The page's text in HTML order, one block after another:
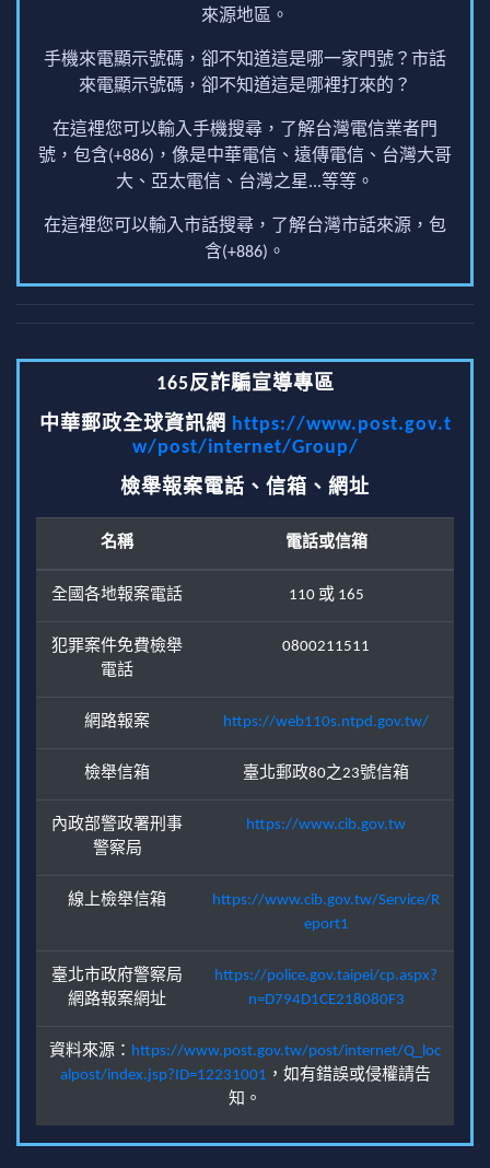
來源地區。
手機來電顯示號碼，卻不知道這是哪一家門號？市話
來電顯示號碼，卻不知道這是哪裡打來的？
在這裡您可以輸入手機搜尋，了解台灣電信業者門
號，包含(+886)，像是中華電信、遠傳電信、台灣大哥
大、亞太電信、台灣之星...等等。
在這裡您可以輸入市話搜尋，了解台灣市話來源，包
含(+886)。
165反詐騙宣導專區
中華郵政全球資訊網 https://www.post.gov.t
w/post/internet/Group/
檢舉報案電話、信箱、網址
名稱 電話或信箱
全國各地報案電話 110 或 165
犯罪案件免費檢舉
電話
0800211511
網路報案 https://web110s.ntpd.gov.tw/
檢舉信箱 臺北郵政80之23號信箱
內政部警政署刑事
警察局
https://www.cib.gov.tw
線上檢舉信箱
https://www.cib.gov.tw/Service/R
eport1
臺北市政府警察局
網路報案網址
https://police.gov.taipei/cp.aspx?
n=D794D1CE218080F3
資料來源： https://www.post.gov.tw/post/internet/Q_loc
alpost/index.jsp?ID=12231001 ，如有錯誤或侵權請告
知。